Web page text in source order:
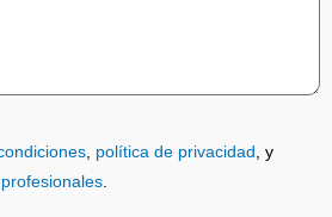
, política de privacidad , y
.